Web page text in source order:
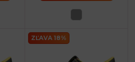
ZĽAVA 18%